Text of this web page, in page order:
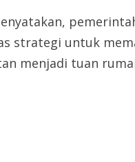
strategi untuk
menjadi tuan